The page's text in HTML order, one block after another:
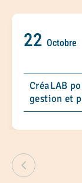
22 Octobre
CréaLAB
gestion et